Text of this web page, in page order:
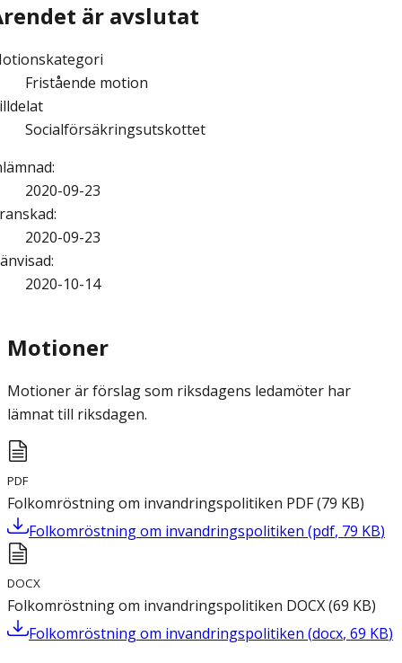
är avslutat
Fristående motion
Socialförsäkringsutskottet
:
2020-09-23
:
2020-09-23
:
2020-10-14
Motioner
Motioner är förslag som riksdagens ledamöter har
lämnat till riksdagen.
PDF
Folkomröstning om invandringspolitiken PDF(79 KB)
Folkomröstning om invandringspolitiken (pdf, 79 KB)
DOCX
Folkomröstning om invandringspolitiken DOCX(69 KB)
Folkomröstning om invandringspolitiken (docx, 69 KB)